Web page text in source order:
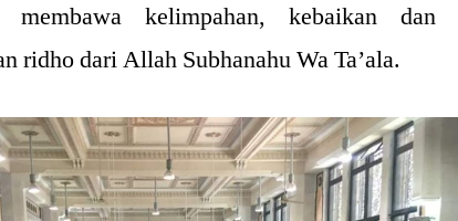
membawa kelimpahan, kebaikan dan
ridho dari Allah Subhanahu Wa Ta’ala.